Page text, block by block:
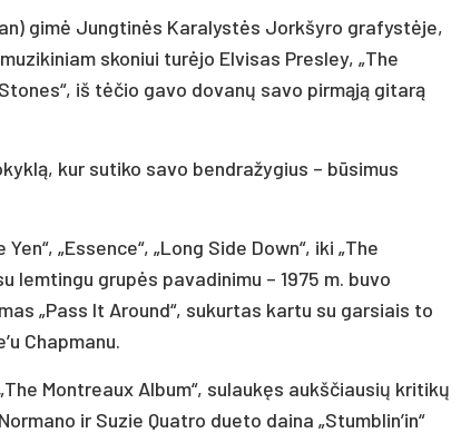
gimė Jungtinės Karalystės Jorkšyro grafystėje,
skoniui turėjo Elvisas Presley, „The
iš tėčio gavo dovanų savo pirmąją gitarą
kur sutiko savo bendražygius – būsimus
„Essence“, „Long Side Down“, iki „The
lemtingu grupės pavadinimu – 1975 m. buvo
„Pass It Around“, sukurtas kartu su garsiais to
Chapmanu.
Montreaux Album“, sulaukęs aukščiausių kritikų
ir Suzie Quatro dueto daina „Stumblin’in“